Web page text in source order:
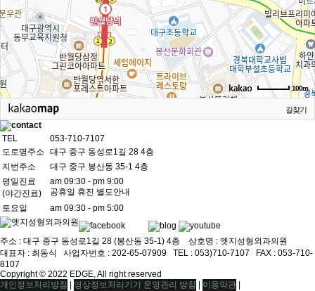
100m
길찾기
TEL
053-710-7107
도로명주소
대구 중구 동성로1길 28 4층
지번주소
대구 중구 봉산동 35-1 4층
평일진료
(야간진료)
am 09:30 - pm 9:00
공휴일 휴진 별도안내
토요일
am 09:30 - pm 5:00
주소 : 대구 중구 동성로1길 28 (봉산동 35-1) 4층 상호명 : 엣지성형외과의원
대표자 : 최동식ㅤ 사업자번호 : 202-65-07909ㅤ TEL : 053)710-7107ㅤ FAX : 053-710-
8107
Copyright © 2022 EDGE, All right reserved
개인정보처리방침
영상정보처리기기 운영관리 방침 이용약관